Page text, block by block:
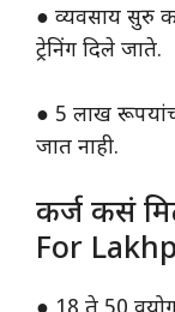
● व्यवसाय सुरु
ट्रेनिंग दिले जाते.
● 5 लाख
जात नाही.
कर्ज कसं
For